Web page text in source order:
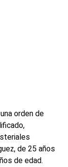
orden de
de 25 años
de edad.